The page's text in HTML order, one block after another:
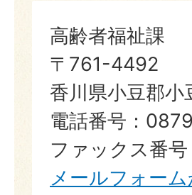
高齢者福祉課
〒761-4492
香川県小豆郡
電話番号：
ファックス番
メールフォー